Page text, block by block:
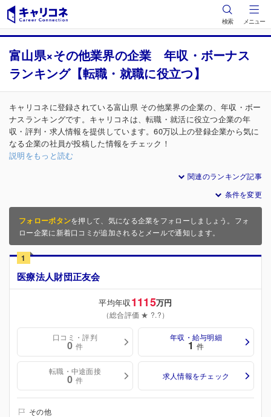
検索 メニュー
富山県×その他業界の企業 年収・ボーナス
ランキング【転職・就職に役立つ】
キャリコネに登録されている富山県 その他業界の企業の、年収・ボー
ナスランキングです。キャリコネは、転職・就活に役立つ企業の年
収・評判・求人情報を提供しています。60万以上の登録企業から気に
なる企業の社員が投稿した情報をチェック！
説明をもっと読む
関連のランキング記事
条件を変更
フォローボタンを押して、気になる企業をフォローしましょう。フォ
ロー企業に新着口コミが追加されるとメールで通知します。
1
医療法人財団正友会
平均年収1115万円
（総合評価 ★ ?.?）
口コミ・評判
0 件
年収・給与明細
1 件
転職・中途面接
0 件 求人情報をチェック
その他